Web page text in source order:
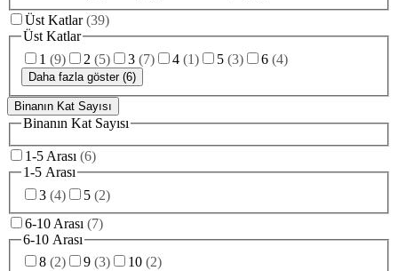
Üst Katlar (39)
Üst Katlar
1 (9) 2 (5) 3 (7) 4 (1) 5 (3) 6 (4)
Daha fazla göster (6)
Binanın Kat Sayısı
Binanın Kat Sayısı
1-5 Arası (6)
1-5 Arası
3 (4) 5 (2)
6-10 Arası (7)
6-10 Arası
8 (2) 9 (3) 10 (2)